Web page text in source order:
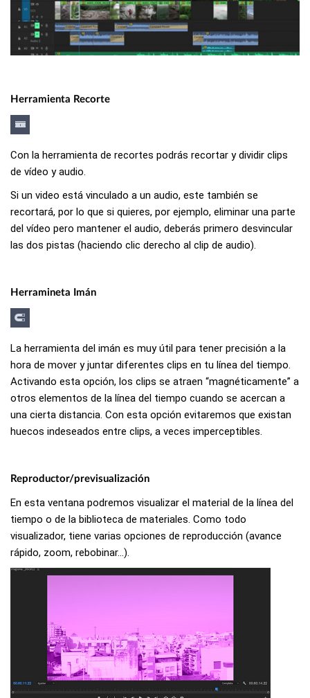
Herramienta Recorte
Con la herramienta de recortes podrás recortar y dividir clips
de vídeo y audio.
Si un video está vinculado a un audio, este también se
recortará, por lo que si quieres, por ejemplo, eliminar una parte
del vídeo pero mantener el audio, deberás primero desvincular
las dos pistas (haciendo clic derecho al clip de audio).
Herramineta Imán
La herramienta del imán es muy útil para tener precisión a la
hora de mover y juntar diferentes clips en tu línea del tiempo.
Activando esta opción, los clips se atraen “magnéticamente” a
otros elementos de la línea del tiempo cuando se acercan a
una cierta distancia. Con esta opción evitaremos que existan
huecos indeseados entre clips, a veces imperceptibles.
Reproductor/previsualización
En esta ventana podremos visualizar el material de la línea del
tiempo o de la biblioteca de materiales. Como todo
visualizador, tiene varias opciones de reproducción (avance
rápido, zoom, rebobinar…).